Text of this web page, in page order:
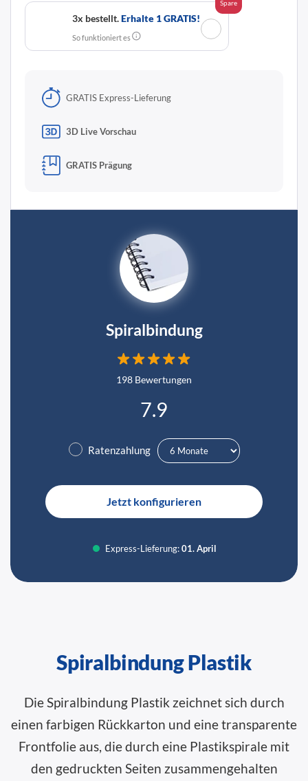
Spare
3x bestellt.Erhalte 1 GRATIS!
So funktioniert es
GRATIS Express-Lieferung
3D Live Vorschau
GRATIS Prägung
Spiralbindung
198 Bewertungen
7.9
✓ Ratenzahlung
Jetzt konfigurieren
Express-Lieferung:01. April
Spiralbindung Plastik
Die Spiralbindung Plastik zeichnet sich durch
einen farbigen Rückkarton und eine transparente
Frontfolie aus, die durch eine Plastikspirale mit
den gedruckten Seiten zusammengehalten